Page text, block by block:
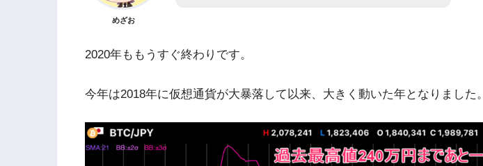
めざお
2020年ももうすぐ終わりです。
今年は2018年に仮想通貨が大暴落して以来、大きく動いた年となりました。